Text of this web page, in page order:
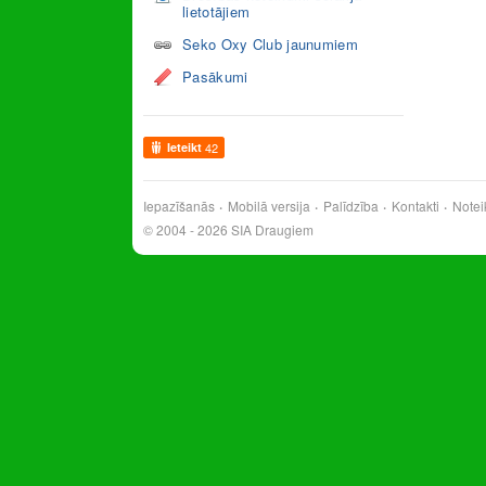
lietotājiem
Seko Oxy Club jaunumiem
Pasākumi
Ieteikt 42
Iepazīšanās Mobilā versija Palīdzība Kontakti
© 2004 - 2026 SIA Draugiem